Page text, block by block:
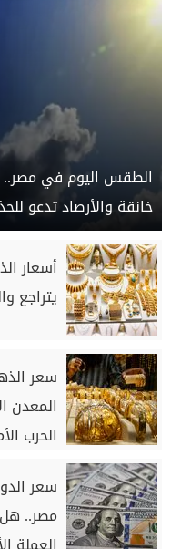
الطقس اليوم في مصر..
خانقة والأرصاد تدعو
يتراجع
سعر
المعدن
الحرب
مصر.. هل